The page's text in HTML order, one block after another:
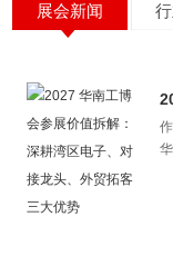
展会新闻